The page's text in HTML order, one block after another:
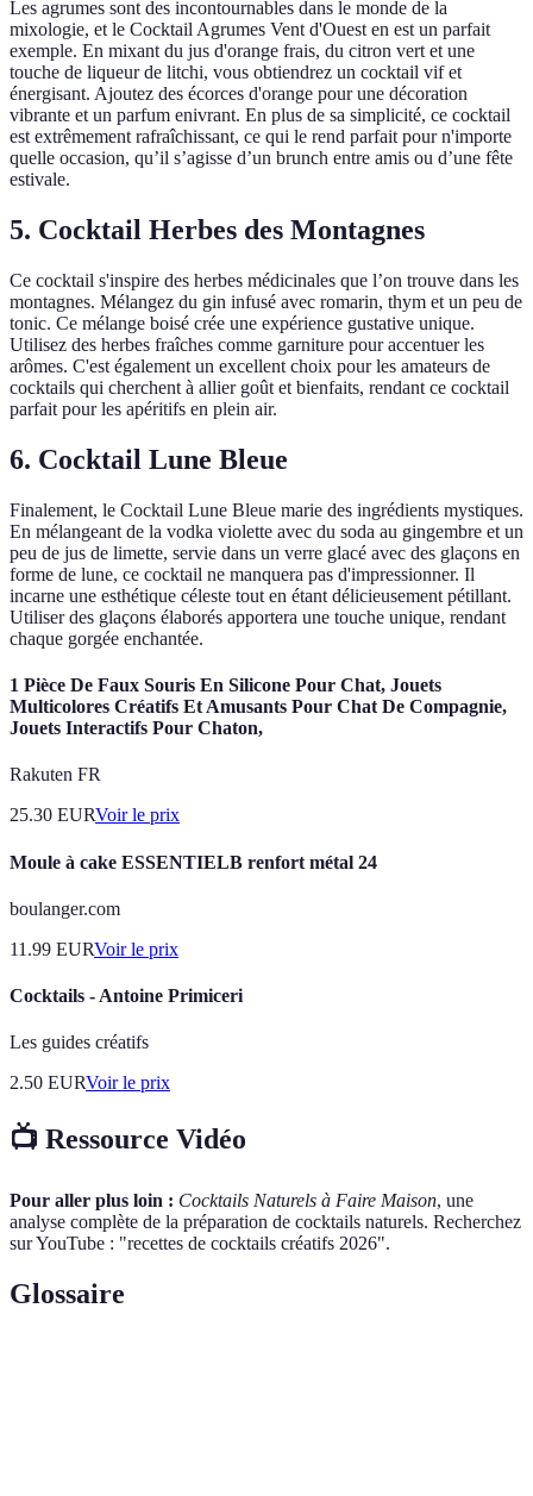
Les agrumes sont des incontournables dans le monde de la
mixologie, et le Cocktail Agrumes Vent d'Ouest en est un parfait
exemple. En mixant du jus d'orange frais, du citron vert et une
touche de liqueur de litchi, vous obtiendrez un cocktail vif et
énergisant. Ajoutez des écorces d'orange pour une décoration
vibrante et un parfum enivrant. En plus de sa simplicité, ce cocktail
est extrêmement rafraîchissant, ce qui le rend parfait pour n'importe
quelle occasion, qu’il s’agisse d’un brunch entre amis ou d’une fête
estivale.
5. Cocktail Herbes des Montagnes
Ce cocktail s'inspire des herbes médicinales que l’on trouve dans les
montagnes. Mélangez du gin infusé avec romarin, thym et un peu de
tonic. Ce mélange boisé crée une expérience gustative unique.
Utilisez des herbes fraîches comme garniture pour accentuer les
arômes. C'est également un excellent choix pour les amateurs de
cocktails qui cherchent à allier goût et bienfaits, rendant ce cocktail
parfait pour les apéritifs en plein air.
6. Cocktail Lune Bleue
Finalement, le Cocktail Lune Bleue marie des ingrédients mystiques.
En mélangeant de la vodka violette avec du soda au gingembre et un
peu de jus de limette, servie dans un verre glacé avec des glaçons en
forme de lune, ce cocktail ne manquera pas d'impressionner. Il
incarne une esthétique céleste tout en étant délicieusement pétillant.
Utiliser des glaçons élaborés apportera une touche unique, rendant
chaque gorgée enchantée.
1 Pièce De Faux Souris En Silicone Pour Chat, Jouets
Multicolores Créatifs Et Amusants Pour Chat De Compagnie,
Jouets Interactifs Pour Chaton,
Rakuten FR
25.30 EURVoir le prix
Moule à cake ESSENTIELB renfort métal 24
boulanger.com
11.99 EURVoir le prix
Cocktails - Antoine Primiceri
Les guides créatifs
2.50 EURVoir le prix
📺 Ressource Vidéo
Pour aller plus loin : Cocktails Naturels à Faire Maison, une
analyse complète de la préparation de cocktails naturels. Recherchez
sur YouTube : "recettes de cocktails créatifs 2026".
Glossaire